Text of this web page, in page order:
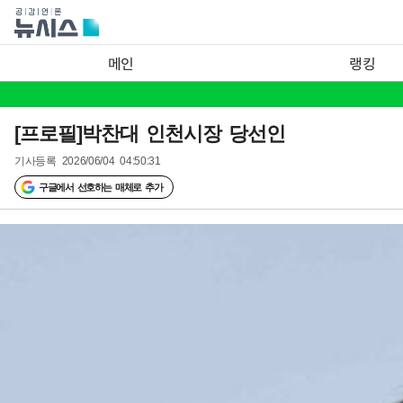
메인 랭킹
[프로필]박찬대 인천시장 당선인
기사등록 2026/06/04 04:50:31
구글에서 선호하는 매체로 추가